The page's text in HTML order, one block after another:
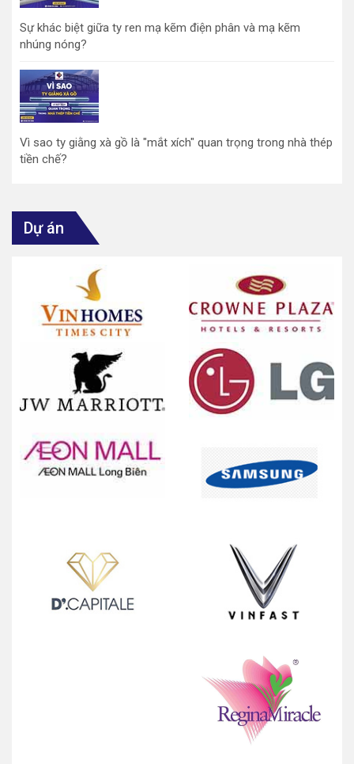
Sự khác biệt giữa ty ren mạ kẽm điện phân và mạ kẽm
nhúng nóng?
Vì sao ty giằng xà gồ là "mắt xích" quan trọng trong nhà thép
tiền chế?
Dự án